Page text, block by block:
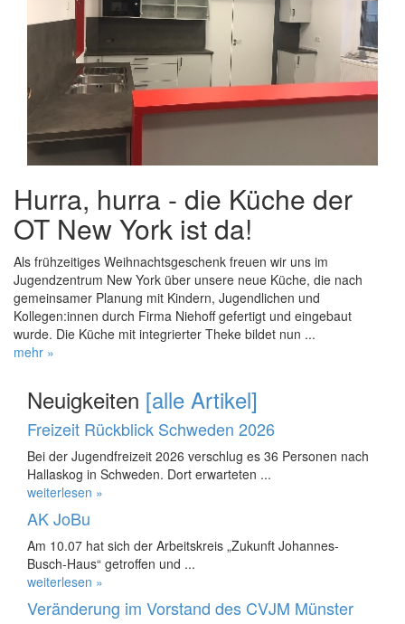
Hurra, hurra - die Küche der
OT New York ist da!
Als frühzeitiges Weihnachtsgeschenk freuen wir uns im
Jugendzentrum New York über unsere neue Küche, die nach
gemeinsamer Planung mit Kindern, Jugendlichen und
Kollegen:innen durch Firma Niehoff gefertigt und eingebaut
wurde. Die Küche mit integrierter Theke bildet nun ...
mehr »
Neuigkeiten [alle Artikel]
Freizeit Rückblick Schweden 2026
Bei der Jugendfreizeit 2026 verschlug es 36 Personen nach
Hallaskog in Schweden. Dort erwarteten ...
weiterlesen »
AK JoBu
Am 10.07 hat sich der Arbeitskreis „Zukunft Johannes-
Busch-Haus“ getroffen und ...
weiterlesen »
Veränderung im Vorstand des CVJM Münster